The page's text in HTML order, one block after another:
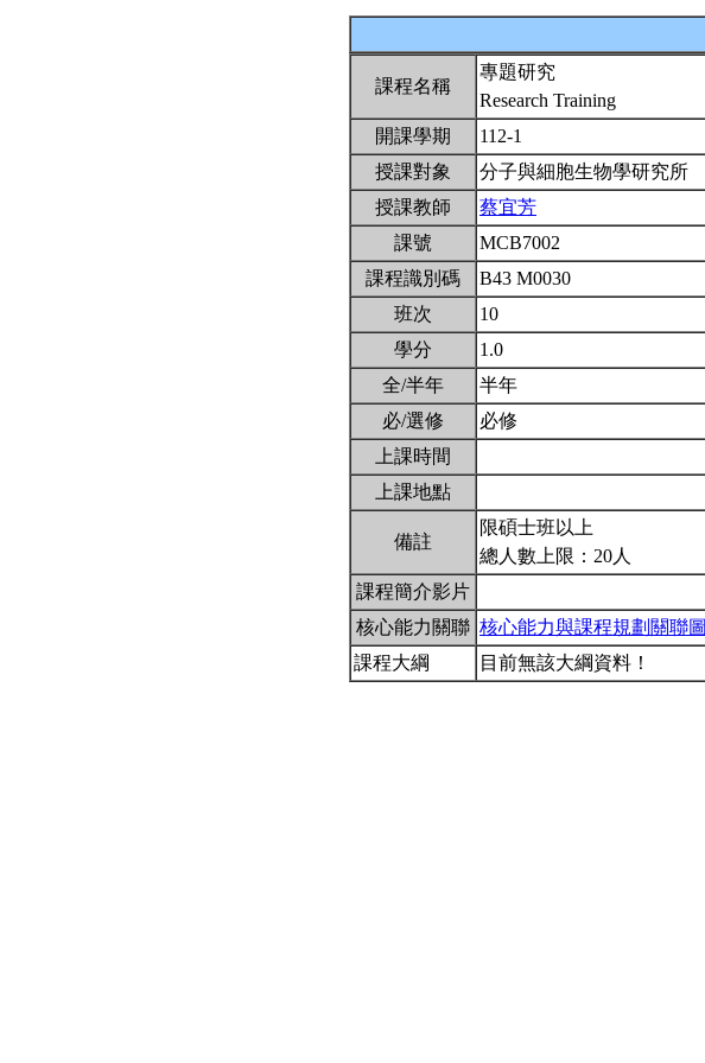
課程名稱
專題研究
Research Training
開課學期
112-1
授課對象
分子與細胞生物學研究所
授課教師
蔡宜芳
課號
MCB7002
課程識別碼
B43 M0030
班次
10
學分
1.0
全/半年
半年
必/選修
必修
上課時間
上課地點
備註
限碩士班以上
總人數上限：20人
課程簡介影片
核心能力關聯 核心能力與課程規劃關聯圖
課程大綱
目前無該大綱資料！